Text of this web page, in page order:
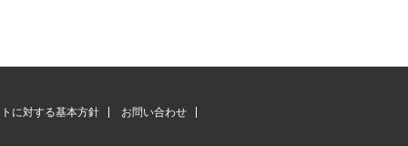
に対する基本方針 お問い合わせ